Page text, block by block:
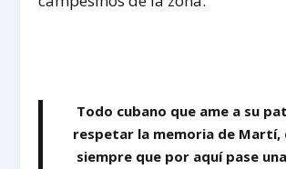
Todo cubano que ame a su
respetar la memoria de Martí,
siempre que por aquí pase